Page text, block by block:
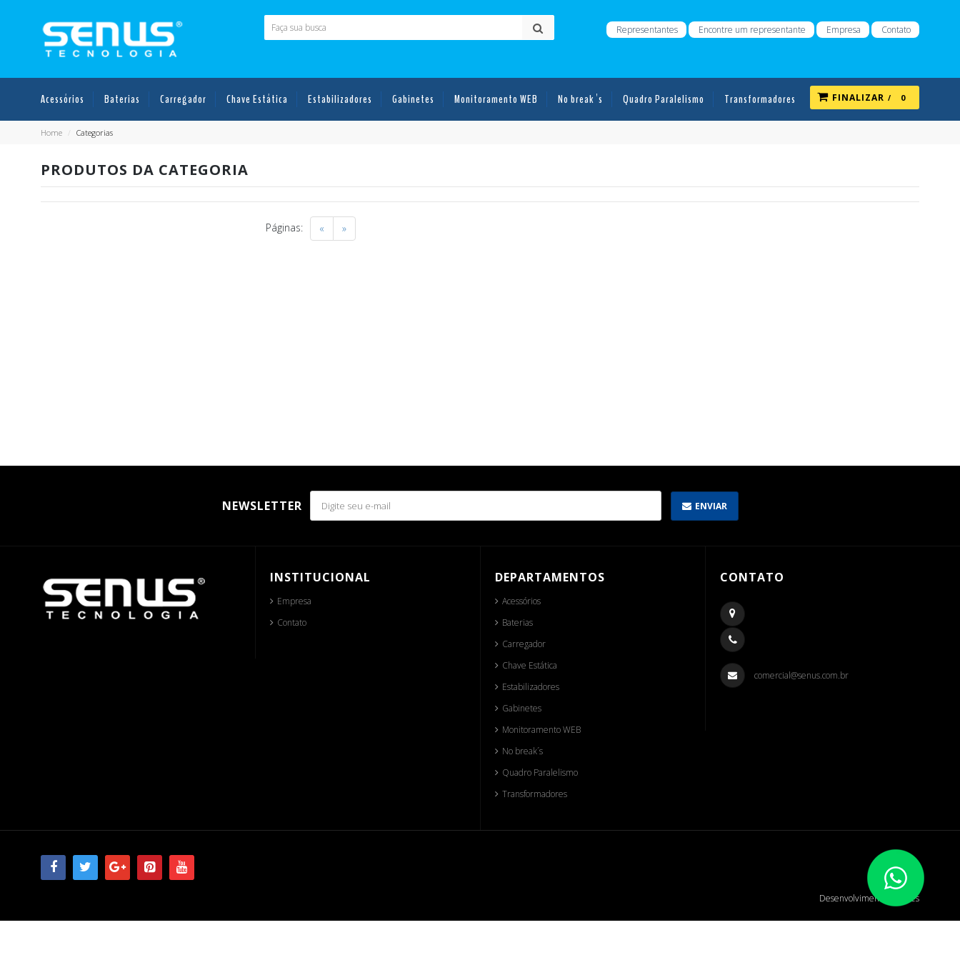
Representantes Encontre um representante Empresa Contato
Acessórios Baterias Carregador Chave Estática Estabilizadores Gabinetes Monitoramento WEB No break´s Quadro Paralelismo Transformadores FINALIZAR 0
Home / Categorias
PRODUTOS DA CATEGORIA
Páginas: « »
NEWSLETTER ENVIAR
INSTITUCIONAL
Empresa
Contato
DEPARTAMENTOS
Acessórios
Baterias
Carregador
Chave Estática
Estabilizadores
Gabinetes
Monitoramento WEB
No break´s
Quadro Paralelismo
Transformadores
CONTATO
comercial@senus.com.br
Desenvolvimento de Sites